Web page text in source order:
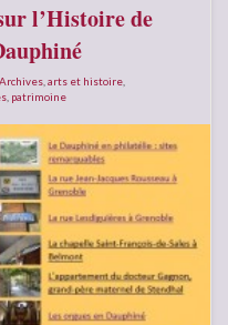
l’Histoire de
Archives arts et histoire
patrimoine